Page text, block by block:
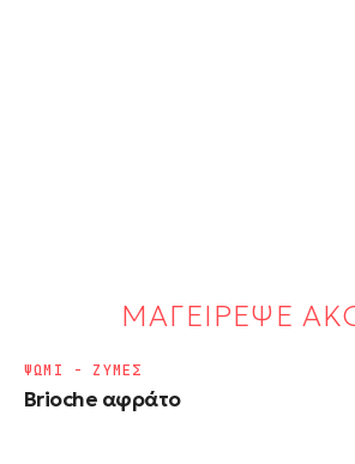
ΜΑΓΕΙΡΕΨΕ
Brioche αφράτο
ΨΩΜΙ - ΖΥΜΕΣ